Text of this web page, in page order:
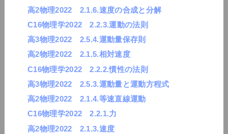
高2物理2022 2.1.6.速度の合成と分解
C16物理学2022 2.2.3.運動の法則
高3物理2022 2.5.4.運動量保存則
高2物理2022 2.1.5.相対速度
C16物理学2022 2.2.2.慣性の法則
高3物理2022 2.5.3.運動量と運動方程式
高2物理2022 2.1.4.等速直線運動
C16物理学2022 2.2.1.力
高2物理2022 2.1.3.速度